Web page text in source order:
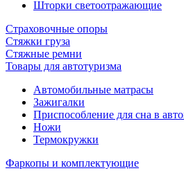
Шторки светоотражающие
Страховочные опоры
Стяжки груза
Стяжные ремни
Товары для автотуризма
Автомобильные матрасы
Зажигалки
Приспособление для сна в
Ножи
Термокружки
Фаркопы и комплектующие